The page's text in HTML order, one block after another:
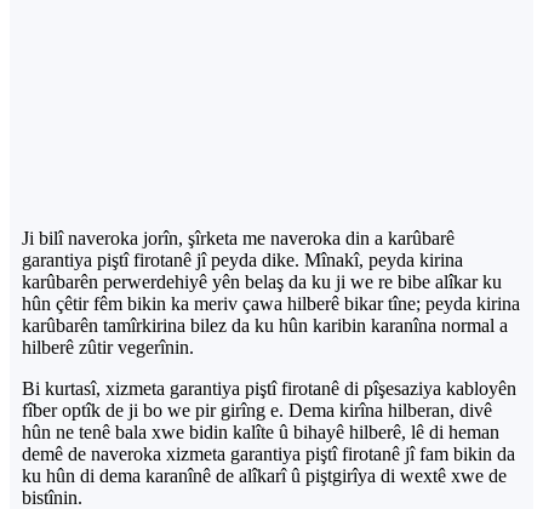
Ji bilî naveroka jorîn, şîrketa me naveroka din a karûbarê
garantiya piştî firotanê jî peyda dike. Mînakî, peyda kirina
karûbarên perwerdehiyê yên belaş da ku ji we re bibe alîkar ku
hûn çêtir fêm bikin ka meriv çawa hilberê bikar tîne; peyda kirina
karûbarên tamîrkirina bilez da ku hûn karibin karanîna normal a
hilberê zûtir vegerînin.
Bi kurtasî, xizmeta garantiya piştî firotanê di pîşesaziya kabloyên
fîber optîk de ji bo we pir girîng e. Dema kirîna hilberan, divê
hûn ne tenê bala xwe bidin kalîte û bihayê hilberê, lê di heman
demê de naveroka xizmeta garantiya piştî firotanê jî fam bikin da
ku hûn di dema karanînê de alîkarî û piştgirîya di wextê xwe de
bistînin.